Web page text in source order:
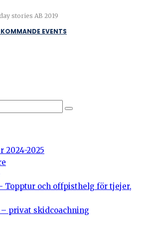
stories AB 2019
EVENTS
2024-2025
Topptur och offpisthelg för tjejer,
privat skidcoachning